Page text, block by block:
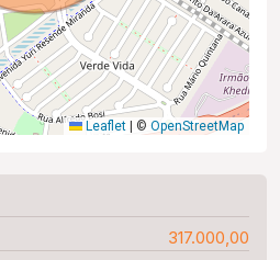
Leaflet | © OpenStreetMap
317.000,00